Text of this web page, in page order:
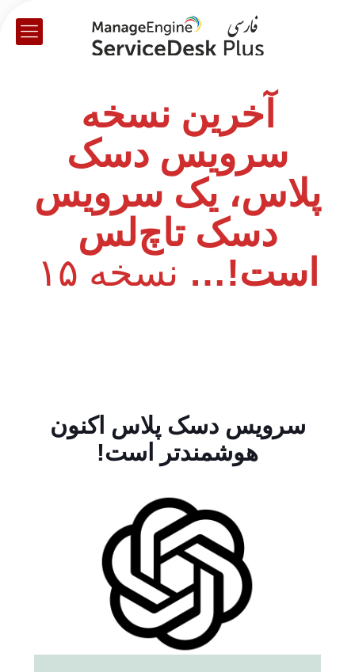
آخرین نسخه
سرویس دسک
پلاس، یک سرویس
دسک تاچ‌لس
است!… نسخه ۱۵
سرویس دسک پلاس اکنون
هوشمندتر است!